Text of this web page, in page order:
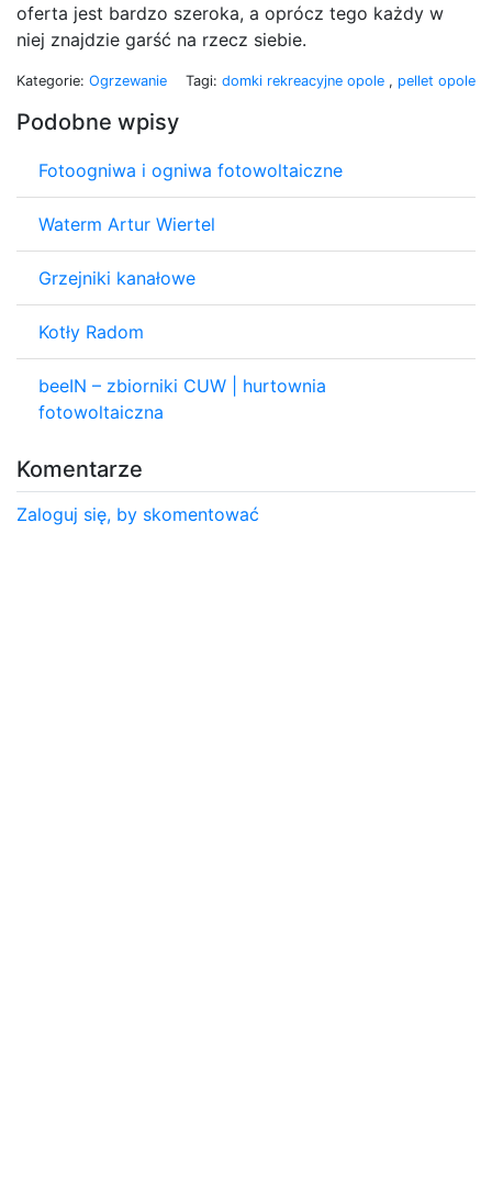
oferta jest bardzo szeroka, a oprócz tego każdy w
niej znajdzie garść na rzecz siebie.
Kategorie: Ogrzewanie Tagi: domki rekreacyjne opole , pellet opole
Podobne wpisy
Fotoogniwa i ogniwa fotowoltaiczne
Waterm Artur Wiertel
Grzejniki kanałowe
Kotły Radom
beeIN – zbiorniki CUW | hurtownia
fotowoltaiczna
Komentarze
Zaloguj się, by skomentować